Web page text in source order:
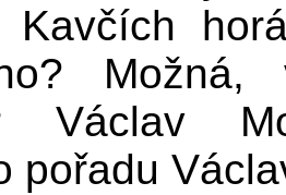
Václav
pořadu